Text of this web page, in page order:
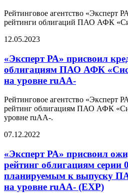
Рейтинговое агентство «Эксперт
рейтинги облигаций ПАО АФК
12.05.2023
«Эксперт РА» присвоил
облигациям ПАО АФК
на уровне ruАA-
Рейтинговое агентство «Эксперт
рейтинг облигациям ПАО АФК
уровне ruAA-.
07.12.2022
«Эксперт РА» присвоил
рейтинг облигациям серии
планируемым к выпуску
на уровне ruАA- (EXP)